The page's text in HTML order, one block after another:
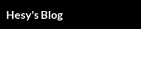
naar
Hesy's Blog